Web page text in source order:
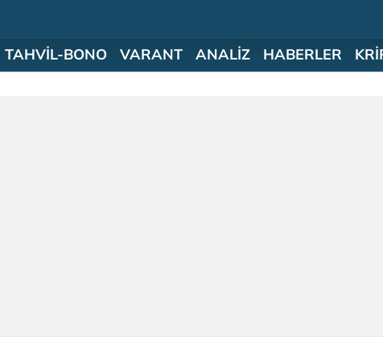
TAHVİL-BONO VARANT ANALİZ HABERLER